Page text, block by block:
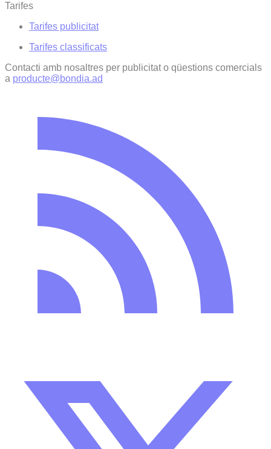
Tarifes
Tarifes publicitat
Tarifes classificats
Contacti amb nosaltres per publicitat o qüestions comercials
a producte@bondia.ad